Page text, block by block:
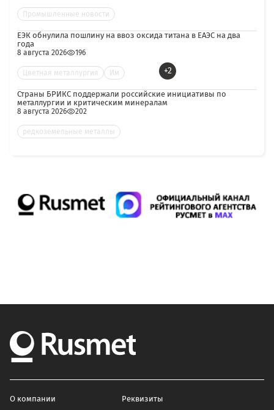
Промышленные новости
ЕЭК обнулила пошлину на ввоз оксида титана в ЕАЭС на два
года
8 августа 2026 196
Цветная металлургия Им +2
Страны БРИКС поддержали российские инициативы по
металлургии и критическим минералам
8 августа 2026 202
редкоземельные металлы
О компании Реквизиты